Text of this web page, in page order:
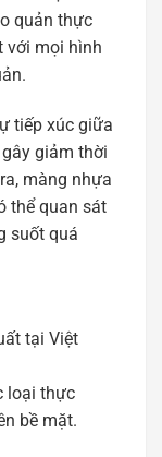
quản thực
với mọi hình
tiếp xúc giữa
giảm thời
màng nhựa
thể quan sát
suốt quá
tại Việt
loại thực
bề mặt.